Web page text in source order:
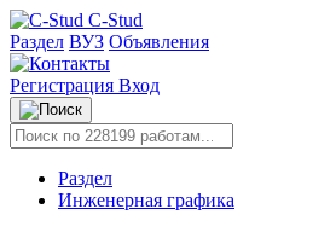
C-Stud
Раздел ВУЗ Объявления
Регистрация Вход
Раздел
Инженерная графика